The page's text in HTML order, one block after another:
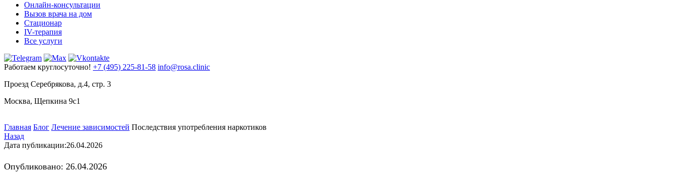
Онлайн-консультации
Вызов врача на дом
Стационар
IV-терапия
Все услуги
Работаем круглосуточно! +7 (495) 225-81-58 info@rosa.clinic
Проезд Серебрякова, д.4, стр. 3
Москва, Щепкина 9с1
Главная Блог Лечение зависимостей Последствия употребления наркотиков
Назад
Дата публикации:26.04.2026
Опубликовано: 26.04.2026